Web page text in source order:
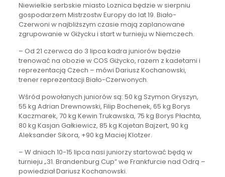
Niewielkie serbskie miasto Loznica będzie w sierpniu
gospodarzem Mistrzostw Europy do lat 19. Biało-
Czerwoni w najbliższym czasie mają zaplanowane
zgrupowanie w Giżycku i start w turnieju w Niemczech.
– Od 21 czerwca do 3 lipca kadra juniorów będzie
trenować na obozie w COS Giżycko, razem z kadetami i
reprezentacją Czech – mówi Dariusz Kochanowski,
trener reprezentacji Biało-Czerwonych.
Wśród powołanych juniorów są: 50 kg Szymon Gryszyn,
55 kg Adrian Drewnowski, Filip Bochenek, 65 kg Borys
Kaczmarek, 70 kg Kewin Trukawska, 75 kg Borys Płachta,
80 kg Kasjan Gałkiewicz, 85 kg Kajetan Bajzert, 90 kg
Aleksander Sikora, +90 kg Maciej Klotzer.
– W dniach 10-15 lipca nasi juniorzy startować będą w
turnieju „31. Brandenburg Cup” we Frankfurcie nad Odrą –
powiedział Dariusz Kochanowski.